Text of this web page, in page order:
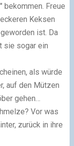
bekommen. Freue
Keksen
ist. Da
sie sogar ein
als würde
auf den Mützen
gehen…
Vor was
zurück in ihre